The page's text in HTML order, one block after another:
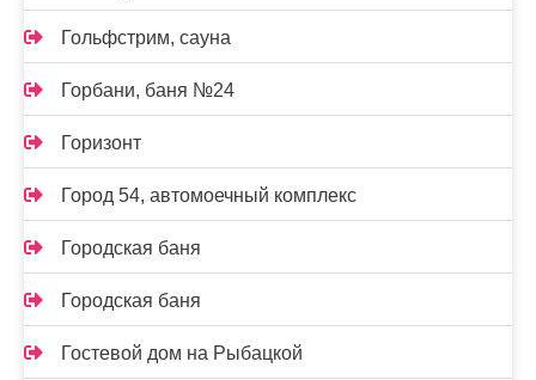
Гольфстрим, сауна
Горбани, баня №24
Горизонт
Город 54, автомоечный комплекс
Городская баня
Городская баня
Гостевой дом на Рыбацкой